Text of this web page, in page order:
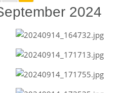
2024